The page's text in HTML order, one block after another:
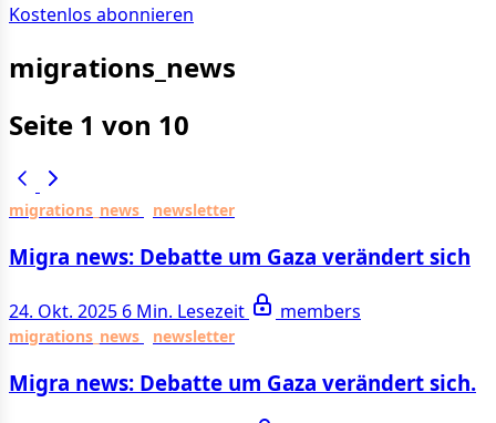
Kostenlos abonnieren
migrations_news
Seite 1 von 10
migrations_news newsletter
Migra news: Debatte um Gaza verändert sich
24. Okt. 2025 6 Min. Lesezeit members
migrations_news newsletter
Migra news: Debatte um Gaza verändert sich.